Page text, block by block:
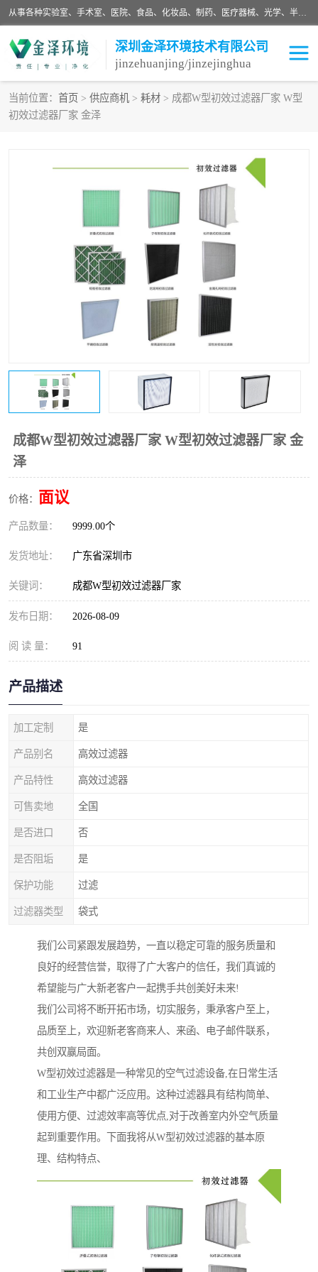
从事各种实验室、手术室、医院、食品、化妆品、制药、医疗器械、光学、半导体、精密电子等无尘车间行业的洁净车间装修设计、净化设备、恒温恒湿空调的设计制作与安装、净化系统工程项目施工及其技术支持服务。
深圳金泽环境技术有限公司
jinzehuanjing/jinzejinghua
当前位置： 首页 > 供应商机 > 耗材 > 成都W型初效过滤器厂家 W型
初效过滤器厂家 金泽
成都W型初效过滤器厂家 W型初效过滤器厂家 金
泽
价格： 面议
产品数量： 9999.00个
发货地址： 广东省深圳市
关键词： 成都W型初效过滤器厂家
发布日期： 2026-08-09
阅 读 量： 91
产品描述
加工定制 是
产品别名 高效过滤器
产品特性 高效过滤器
可售卖地 全国
是否进口 否
是否阻垢 是
保护功能 过滤
过滤器类型 袋式
我们公司紧跟发展趋势，一直以稳定可靠的服务质量和
良好的经营信誉，取得了广大客户的信任，我们真诚的
希望能与广大新老客户一起携手共创美好未来!
我们公司将不断开拓市场，切实服务，秉承客户至上，
品质至上，欢迎新老客商来人、来函、电子邮件联系，
共创双赢局面。
W型初效过滤器是一种常见的空气过滤设备,在日常生活
和工业生产中都广泛应用。这种过滤器具有结构简单、
使用方便、过滤效率高等优点,对于改善室内外空气质量
起到重要作用。下面我将从W型初效过滤器的基本原
理、结构特点、
耗材
GMP车间净化
医药车间净化 生命工程
生物实验室 食品饮料
光电车间
恒温恒湿净化空调 过滤器